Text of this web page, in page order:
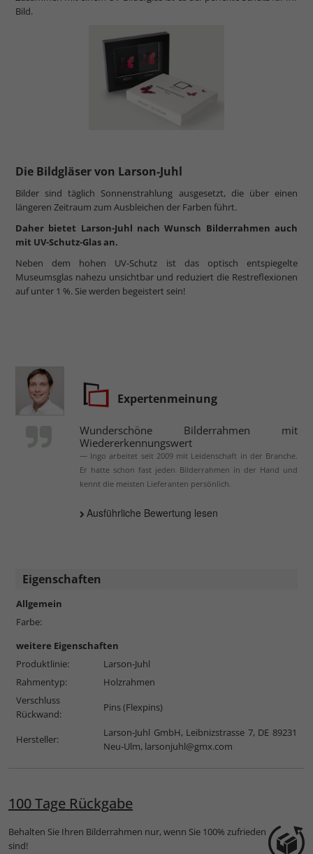
Bild.
Die Bildgläser von Larson-Juhl
Bilder sind täglich Sonnenstrahlung ausgesetzt, die über einen
längeren Zeitraum zum Ausbleichen der Farben führt.
Daher bietet Larson-Juhl nach Wunsch Bilderrahmen auch
mit UV-Schutz-Glas an.
Neben dem hohen UV-Schutz ist das optisch entspiegelte
Museumsglas nahezu unsichtbar und reduziert die Restreflexionen
auf unter 1 %. Sie werden begeistert sein!
Expertenmeinung
Wunderschöne Bilderrahmen mit
Wiedererkennungswert
Ingo arbeitet seit 2009 mit Leidenschaft in der Branche.
Er hatte schon fast jeden Bilderrahmen in der Hand und
kennt die meisten Lieferanten persönlich.
Ausführliche Bewertung lesen
Eigenschaften
Allgemein
Farbe:
weitere Eigenschaften
Produktlinie:
Larson-Juhl
Rahmentyp:
Holzrahmen
Verschluss
Rückwand:
Pins (Flexpins)
Hersteller:
Larson-Juhl GmbH, Leibnizstrasse 7, DE 89231
Neu-Ulm, larsonjuhl@gmx.com
100 Tage Rückgabe
Behalten Sie Ihren Bilderrahmen nur, wenn Sie 100% zufrieden
sind!